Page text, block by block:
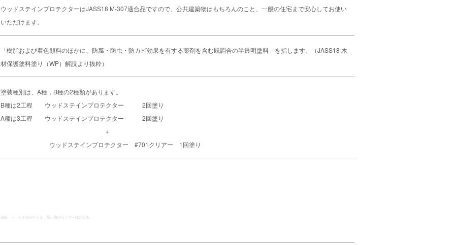
ウッドステインプロテクターはJASS18 M-307適合品ですので、公共建築物はもちろんのこと、一般の住宅まで安心してお使い
いただけます。
「樹脂および着色顔料のほかに、防腐・防虫・防カビ効果を有する薬剤を含む既調合の半透明塗料」を指します。（JASS18 木
材保護塗料塗り（WP）解説より抜粋）
塗装種別は、A種，B種の2種類があります。
B種は2工程 ウッドステインプロテクター 2回塗り
A種は3工程 ウッドステインプロテクター 2回塗り
＋
ウッドステインプロテクター #701クリアー 1回塗り
成績 → かき混ぜたとき、堅い塊がなくて一様になる。